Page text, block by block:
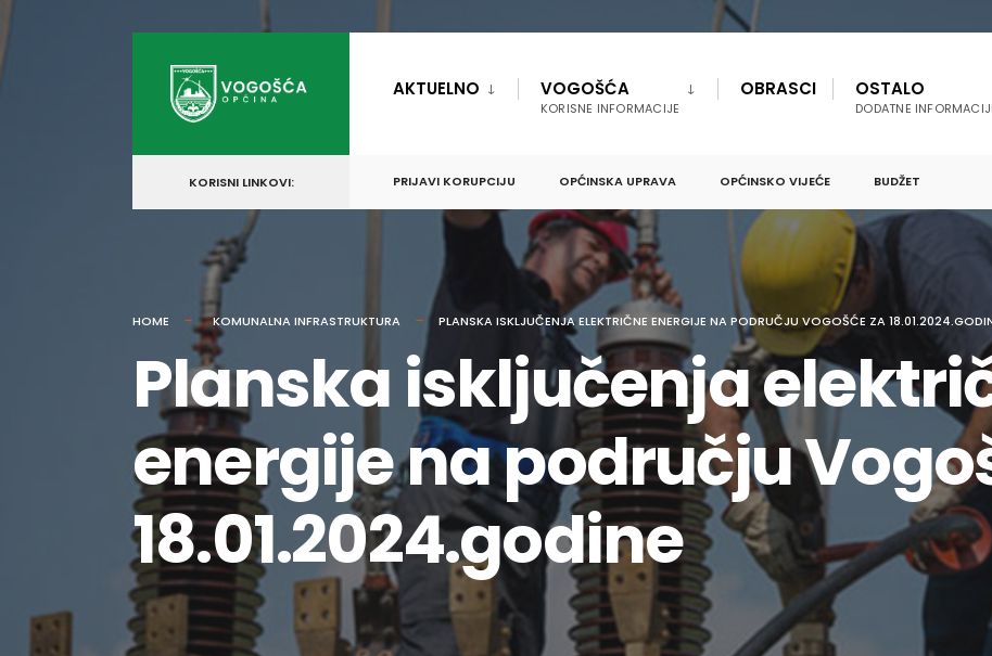
content
AKTUELNO VOGOŠĆA
KORISNE INFORMACIJE
OBRASCI OSTALO
DODATNE
KORISNI LINKOVI: PRIJAVI KORUPCIJU OPĆINSKA UPRAVA OPĆINSKO VIJEĆE BUDŽET
HOME KOMUNALNA INFRASTRUKTURA PLANSKA ISKLJUČENJA ELEKTRIČNE ENERGIJE NA PODRUČJU VOGOŠĆE ZA
Planska isključenja
energije na području
18.01.2024.godine